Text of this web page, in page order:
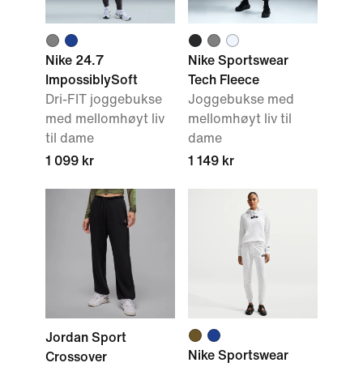
Nike 24.7
ImpossiblySoft
Dri-FIT joggebukse
med mellomhøyt liv
til dame
1 099 kr
Nike Sportswear
Tech Fleece
Joggebukse med
mellomhøyt liv til
dame
1 149 kr
Jordan Sport
Crossover
Nike Sportswear